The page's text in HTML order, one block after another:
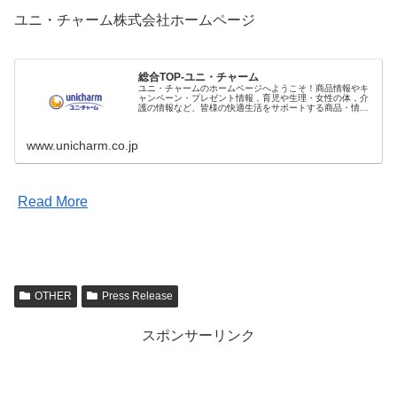
ユニ・チャーム株式会社ホームページ
総合TOP-ユニ・チャーム
ユニ・チャームのホームページへようこそ！商品情報やキ
ャンペーン・プレゼント情報，育児や生理・女性の体，介
護の情報など、皆様の快適生活をサポートする商品・情報
www.unicharm.co.jp
Read More
OTHER Press Release
スポンサーリンク